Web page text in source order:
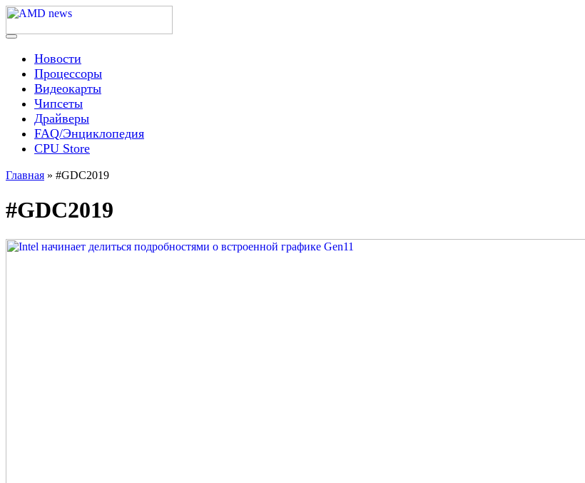
Skip
content
AMD news
Menu
Новости
Процессоры
Видеокарты
Чипсеты
Драйверы
FAQ/Энциклопедия
CPU Store
Главная » #GDC2019
#GDC2019